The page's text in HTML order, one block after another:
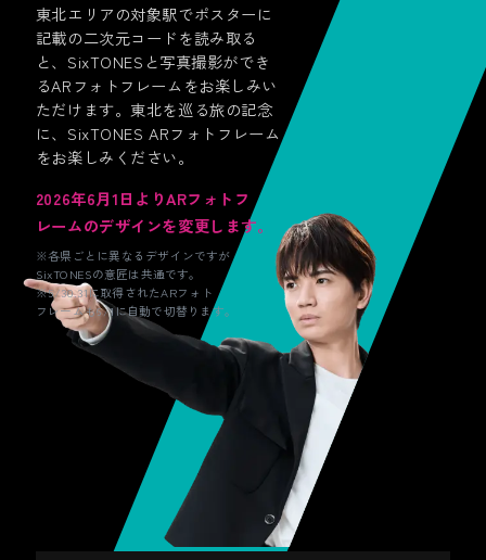
「好き」と一緒に現実世界を
散策できるお散歩アプリ
Locatone（ロケトーン）は、ソニーの技
術を活用した、現実世界に仮想世界の音
が混ざり合う新感覚の音響体験サービス
です。スマートフォンからコンテンツを
開始し、特定のスポットを訪れると、位
置情報に連動して自動的に音声や音楽が
聞こえてきます。音を聴きながら街をめ
ぐることで新しい魅力や楽しみ方を発見
できます。
公式サイトはこちら
東北エリアの対象駅でポスターに
記載の二次元コードを読み取る
と、SixTONESと写真撮影ができ
るARフォトフレームをお楽しみい
ただけます。東北を巡る旅の記念
に、SixTONES ARフォトフレーム
をお楽しみください。
2026年6月1日よりARフォトフ
レームのデザインを変更します。
※各県ごとに異なるデザインですが
SixTONESの意匠は共通です。
※5/30.31に取得されたARフォト
フレームも6/1に自動で切替ります。